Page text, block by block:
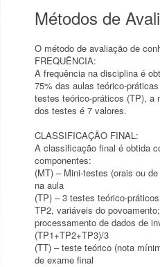
Métodos de
O método de avaliação de
FREQUÊNCIA:
A frequência na disciplina é
75% das aulas teórico-
testes teórico-práticos (TP), a
dos testes é 7 valores.
CLASSIFICAÇÃO FINAL:
A classificação final é obtida
componentes:
(MT) – Mini-testes (orais ou
na aula
(TP) – 3 testes teórico-
TP2, variáveis do
processamento de dados de
(TP1+TP2+TP3)/3
(TT) – teste teórico (nota
de exame final